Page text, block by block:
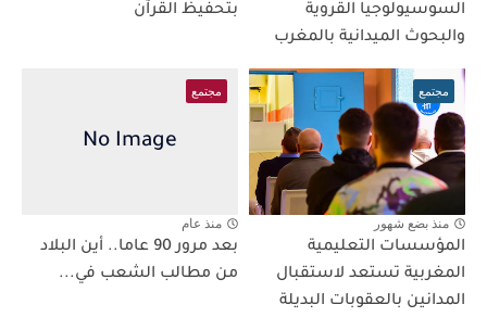
السوسيولوجيا القروية
والبحوث الميدانية بالمغرب
بتحفيظ القرآن
مجتمع
منذ بضع شهور
المؤسسات التعليمية
المغربية تستعد لاستقبال
المدانين بالعقوبات البديلة
مجتمع
منذ عام
بعد مرور 90 عاما.. أين البلاد
من مطالب الشعب في...